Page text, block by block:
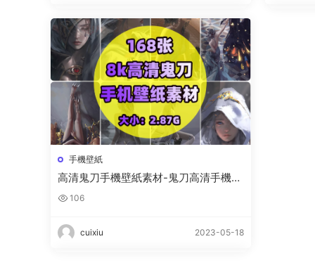
手機壁紙
高清鬼刀手機壁紙素材-鬼刀高清手機壁
紙無水印圖片資源下載
106
cuixiu 2023-05-18